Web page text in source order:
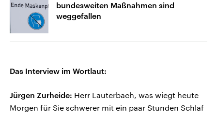
bundesweiten Maßnahmen sind
weggefallen
Das Interview im Wortlaut:
Jürgen Zurheide: Herr Lauterbach, was wiegt heute
Morgen für Sie schwerer mit ein paar Stunden Schlaf